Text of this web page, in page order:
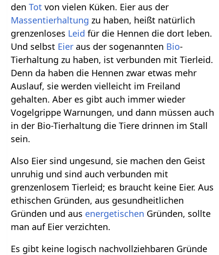
denTot von vielen Küken. Eier aus der
Massentierhaltung zu haben, heißt natürlich
grenzenloses Leid für die Hennen die dort leben.
Und selbst Eier aus der sogenannten Bio-
Tierhaltung zu haben, ist verbunden mit Tierleid.
Denn da haben die Hennen zwar etwas mehr
Auslauf, sie werden vielleicht im Freiland
gehalten. Aber es gibt auch immer wieder
Vogelgrippe Warnungen, und dann müssen auch
in der Bio-Tierhaltung die Tiere drinnen im Stall
sein.
Also Eier sind ungesund, sie machen den Geist
unruhig und sind auch verbunden mit
grenzenlosem Tierleid; es braucht keine Eier. Aus
ethischen Gründen, aus gesundheitlichen
Gründen und aus energetischen Gründen, sollte
man auf Eier verzichten.
Es gibt keine logisch nachvollziehbaren Gründe